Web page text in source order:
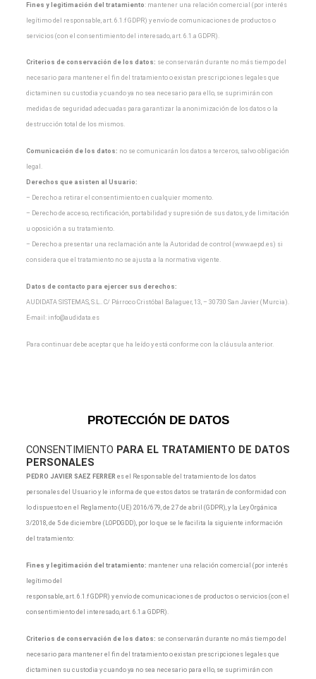
Fines y legitimación del tratamiento : mantener una relación comercial (por interés
legítimo del responsable, art. 6.1.f GDPR) y envío de comunicaciones de productos o
servicios (con el consentimiento del interesado, art. 6.1.a GDPR).
Criterios de conservación de los datos: se conservarán durante no más tiempo del
necesario para mantener el fin del tratamiento o existan prescripciones legales que
dictaminen su custodia y cuando ya no sea necesario para ello, se suprimirán con
medidas de seguridad adecuadas para garantizar la anonimización de los datos o la
destrucción total de los mismos.
Comunicación de los datos: no se comunicarán los datos a terceros, salvo obligación
legal.
Derechos que asisten al Usuario:
– Derecho a retirar el consentimiento en cualquier momento.
– Derecho de acceso, rectificación, portabilidad y supresión de sus datos, y de limitación
u oposición a su tratamiento.
– Derecho a presentar una reclamación ante la Autoridad de control (www.aepd.es) si
considera que el tratamiento no se ajusta a la normativa vigente.
Datos de contacto para ejercer sus derechos:
AUDIDATA SISTEMAS, S.L.. C/ Párroco Cristóbal Balaguer, 13, – 30730 San Javier (Murcia).
E-mail: info@audidata.es
Para continuar debe aceptar que ha leído y está conforme con la cláusula anterior.
PROTECCIÓN DE DATOS
CONSENTIMIENTO PARA EL TRATAMIENTO DE DATOS
PERSONALES
PEDRO JAVIER SAEZ FERRER es el Responsable del tratamiento de los datos
personales del Usuario y le informa de que estos datos se tratarán de conformidad con
lo dispuesto en el Reglamento (UE) 2016/679, de 27 de abril (GDPR), y la Ley Orgánica
3/2018, de 5 de diciembre (LOPDGDD), por lo que se le facilita la siguiente información
del tratamiento:
Fines y legitimación del tratamiento: mantener una relación comercial (por interés
legítimo del
responsable, art. 6.1.f GDPR) y envío de comunicaciones de productos o servicios (con el
consentimiento del interesado, art. 6.1.a GDPR).
Criterios de conservación de los datos: se conservarán durante no más tiempo del
necesario para mantener el fin del tratamiento o existan prescripciones legales que
dictaminen su custodia y cuando ya no sea necesario para ello, se suprimirán con